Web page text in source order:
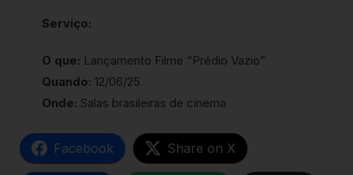
Serviço:
O que: Lançamento Filme “Prédio Vazio”
Quando: 12/06/25
Onde: Salas brasileiras de cinema
Facebook Share on X